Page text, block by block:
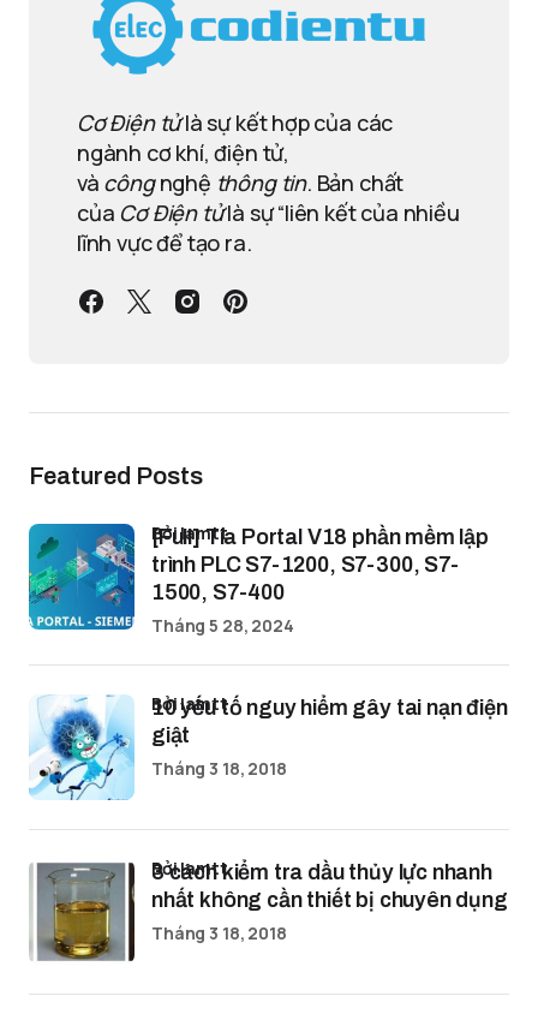
Cơ Điện tửlà sự kết hợp của các
ngành cơ khí, điện tử,
và côngnghệ thông tin. Bản chất
của Cơ Điện tửlà sự “liên kết của nhiều
lĩnh vực để tạo ra.
Featured Posts
[Full] Tia Portal V18 phần mềm lập
trình PLC S7-1200, S7-300, S7-
1500, S7-400
bởi lamtt
Tháng 5 28, 2024
10 yếu tố nguy hiểm gây tai nạn điện
giật
bởi lamtt
Tháng 3 18, 2018
3 cách kiểm tra dầu thủy lực nhanh
nhất không cần thiết bị chuyên dụng
bởi lamtt
Tháng 3 18, 2018